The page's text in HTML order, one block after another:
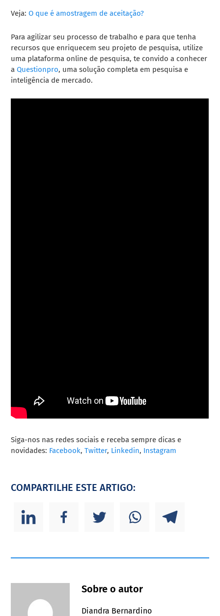
Veja:O que é amostragem de aceitação?
Para agilizar seu processo de trabalho e para que tenha
recursos que enriquecem seu projeto de pesquisa, utilize
uma plataforma online de pesquisa, te convido a conhecer
a Questionpro, uma solução completa em pesquisa e
inteligência de mercado.
Siga-nos nas redes sociais e receba sempre dicas e
novidades: Facebook, Twitter, Linkedin, Instagram
COMPARTILHE ESTE ARTIGO:
Sobre o autor
Diandra Bernardino